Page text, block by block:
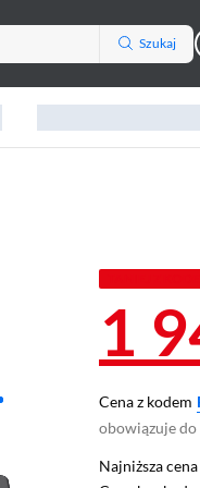
Szukaj
1
Cena z kodem
obowiązuje
Najniższa
Najniższa